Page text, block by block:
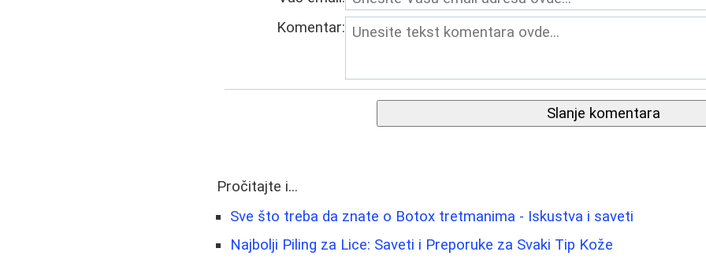
Komentar:
Slanje komentara
Pročitajte i...
Sve što treba da znate o Botox tretmanima - Iskustva i saveti
Najbolji Piling za Lice: Saveti i Preporuke za Svaki Tip Kože